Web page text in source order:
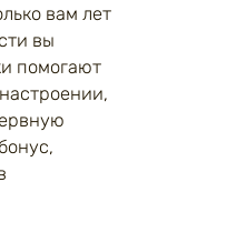
вам лет
вы
помогают